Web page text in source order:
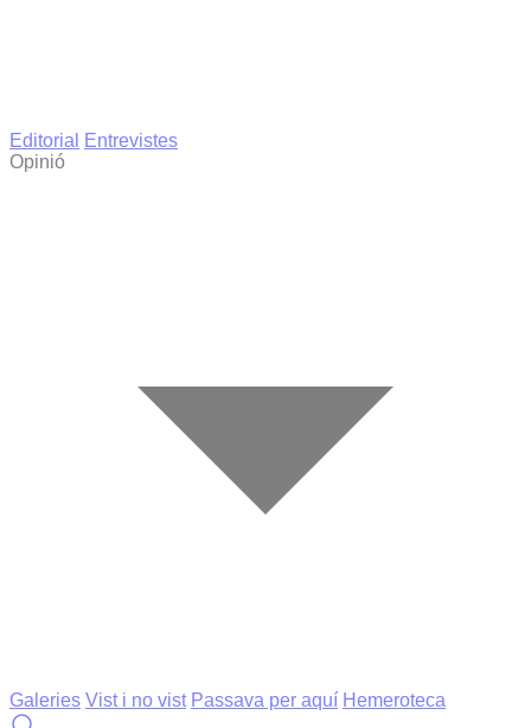
Editorial
Entrevistes
Opinió
Galeries Vist i no vist Passava per aquí Hemeroteca